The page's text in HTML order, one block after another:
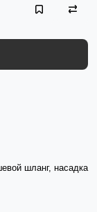
шланг, насадка